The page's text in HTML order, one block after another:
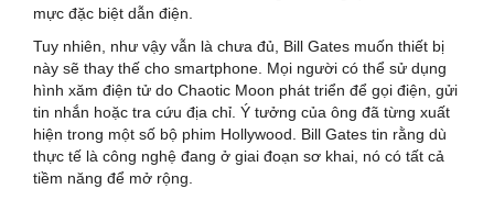
mực đặc biệt dẫn điện.
Tuy nhiên, như vậy vẫn là chưa đủ, Bill Gates muốn thiết bị
này sẽ thay thế cho smartphone. Mọi người có thể sử dụng
hình xăm điện tử do Chaotic Moon phát triển để gọi điện, gửi
tin nhắn hoặc tra cứu địa chỉ. Ý tưởng của ông đã từng xuất
hiện trong một số bộ phim Hollywood. Bill Gates tin rằng dù
thực tế là công nghệ đang ở giai đoạn sơ khai, nó có tất cả
tiềm năng để mở rộng.